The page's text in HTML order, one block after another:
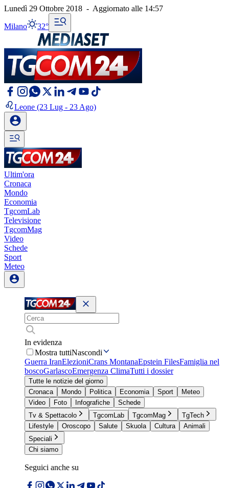
Lunedì 29 Ottobre 2018 - Aggiornato alle 14:57
Milano 32°
Leone (23 Lug - 23 Ago)
Ultim'ora
Cronaca
Mondo
Economia
TgcomLab
Televisione
TgcomMag
Video
Schede
Sport
Meteo
In evidenza
Mostra tuttiNascondi
Guerra IranElezioniCrans MontanaEpstein FilesFamiglia nel
boscoGarlascoEmergenza ClimaTutti i dossier
Tutte le notizie del giorno
Cronaca
Mondo Politica Economia Sport
Meteo
Video
Foto Infografiche
Schede
Tv & Spettacolo
TgcomLab TgcomMag
TgTech
Lifestyle
Oroscopo Salute Skuola Cultura
Animali
Speciali
Chi siamo
Seguici anche su